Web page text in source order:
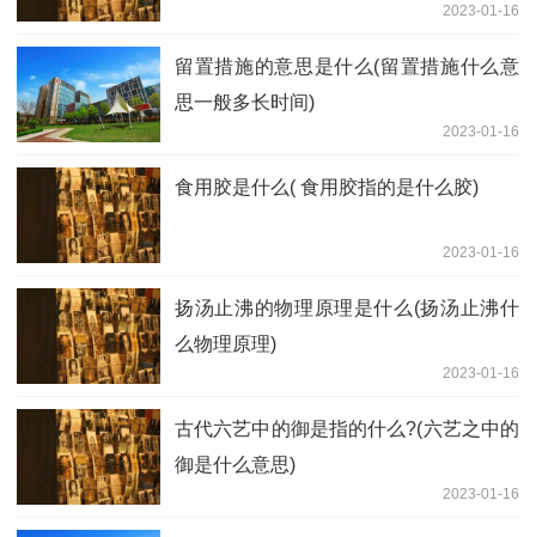
2023-01-16
留置措施的意思是什么(留置措施什么意
思一般多长时间)
2023-01-16
食用胶是什么( 食用胶指的是什么胶)
2023-01-16
扬汤止沸的物理原理是什么(扬汤止沸什
么物理原理)
2023-01-16
古代六艺中的御是指的什么?(六艺之中的
御是什么意思)
2023-01-16